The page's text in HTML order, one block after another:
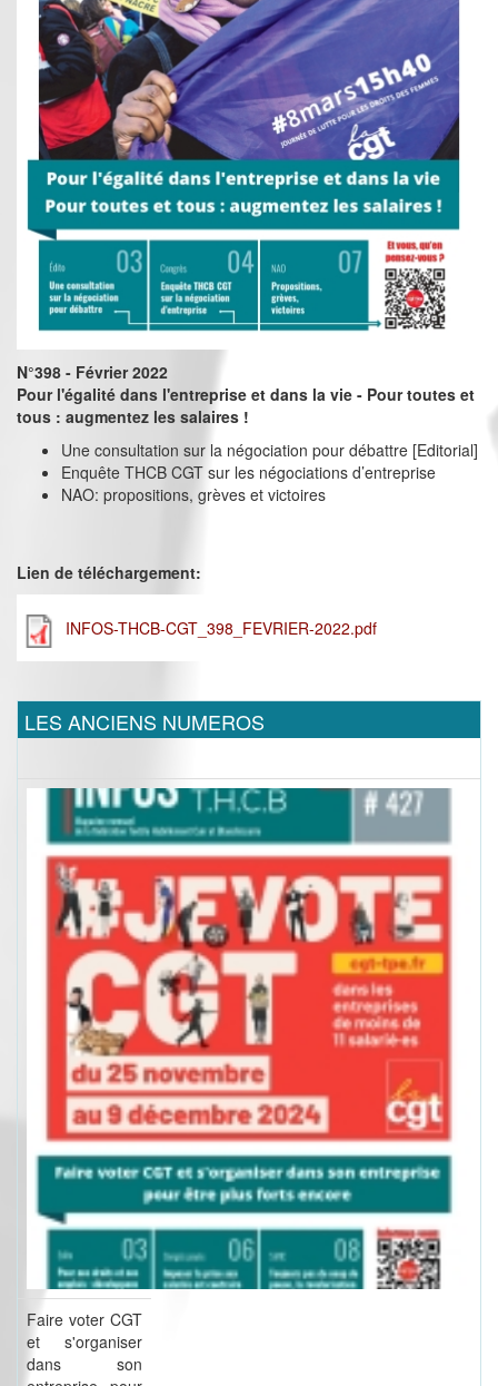
N°398 - Février 2022
Pour l'égalité dans l'entreprise et dans la vie - Pour toutes et
tous : augmentez les salaires !
Une consultation sur la négociation pour débattre [Editorial]
Enquête THCB CGT sur les négociations d’entreprise
NAO: propositions, grèves et victoires
Lien de téléchargement:
INFOS-THCB-CGT_398_FEVRIER-2022.pdf
LES ANCIENS NUMEROS
Faire voter CGT
et s'organiser
dans son